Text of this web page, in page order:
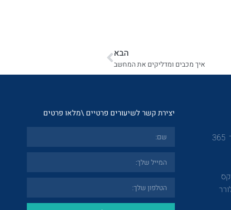
הבא
איך מכבים ומדליקים את המחשב
יצירת קשר לשיעורים פרטיים \מלאו פרטים